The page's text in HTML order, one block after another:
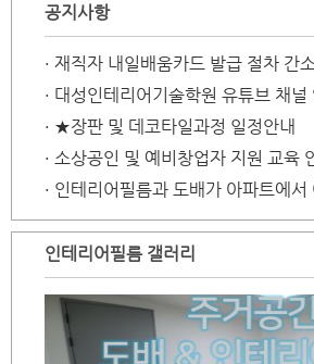
공지사항
· 재직자 내일배움카드 발급 절차 간
· 대성인테리어기술학원 유튜브 채
· ★장판 및 데코타일과정 일정안내
인테리어필름 갤러리